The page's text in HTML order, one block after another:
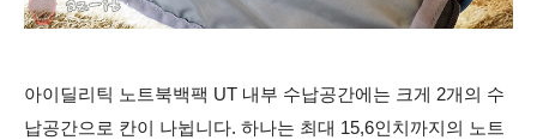
아이딜리틱 노트북백팩 UT 내부 수납공간에는 크게 2개의 수
납공간으로 칸이 나뉩니다. 하나는 최대 15,6인치까지의 노트